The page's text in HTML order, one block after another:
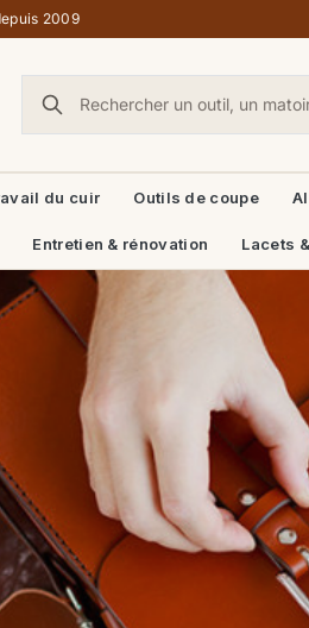
2009
du cuir Outils de coupe
Entretien & rénovation Lacets